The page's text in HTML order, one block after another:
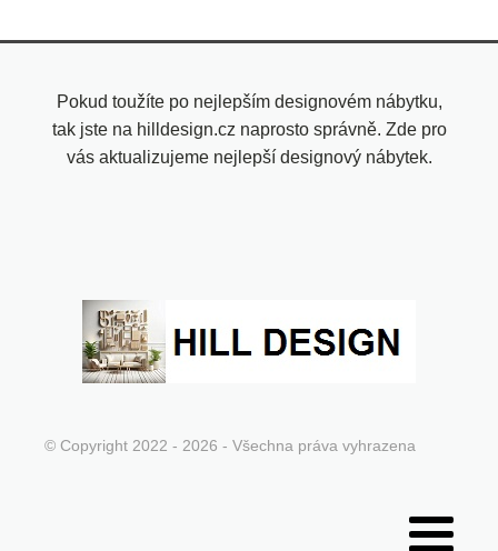
Pokud toužíte po nejlepším designovém nábytku,
tak jste na hilldesign.cz naprosto správně. Zde pro
vás aktualizujeme nejlepší designový nábytek.
© Copyright 2022 - 2026 - Všechna práva vyhrazena